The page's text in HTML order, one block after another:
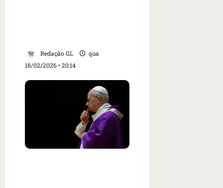
Redação GL
qua
18/02/2026 • 20:14